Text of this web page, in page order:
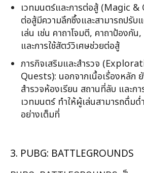
เวทมนตร์และการต่อสู้ (Magic &
ต่อสู้มีความลึกซึ้งและสามารถปรับ
เล่น เช่น คาถาโจมตี, คาถาป้องกัน
และการใช้สัตว์วิเศษช่วยต่อสู้
ภารกิจเสริมและสำรวจ
Quests): นอกจากเนื้อเรื่องหลัก
สำรวจห้องเรียน สถานที่ลับ และกา
เวทมนตร์ ทำให้ผู้เล่นสามารถดื่มด่
อย่างเต็มที่
3. PUBG: BATTLEGROUNDS